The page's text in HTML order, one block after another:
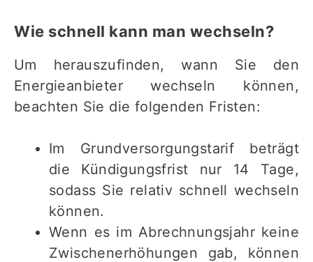
Wie schnell kann man wechseln?
Um herauszufinden, wann Sie den
Energieanbieter wechseln können,
beachten Sie die folgenden Fristen:
Im Grundversorgungstarif beträgt
die Kündigungsfrist nur 14 Tage,
sodass Sie relativ schnell wechseln
können.
Wenn es im Abrechnungsjahr keine
Zwischenerhöhungen gab, können